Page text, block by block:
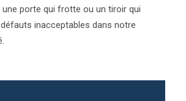
porte qui frotte ou un tiroir qui
inacceptables dans notre